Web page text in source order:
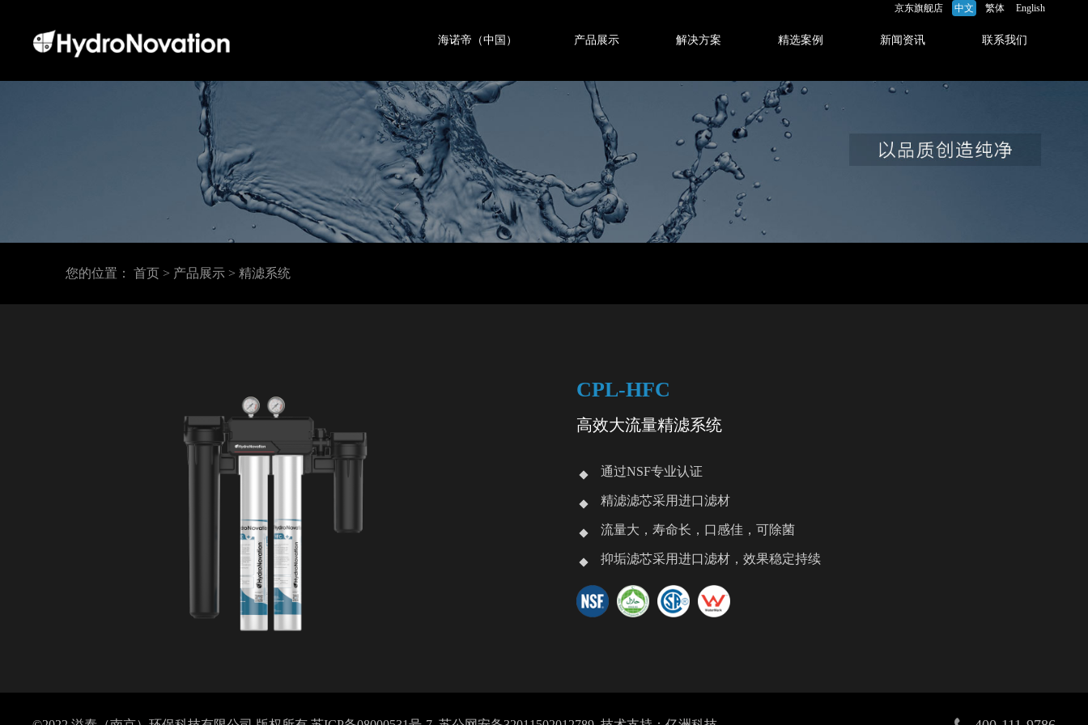
京东旗舰店 中文 繁体 English
海诺帝（中国） 产品展示 解决方案 精选案例 新闻资讯 联系我们
您的位置： 首页 > 产品展示 > 精滤系统
CPL-HFC
高效大流量精滤系统
通过NSF专业认证
精滤滤芯采用进口滤材
流量大，寿命长，口感佳，可除菌
抑垢滤芯采用进口滤材，效果稳定持续